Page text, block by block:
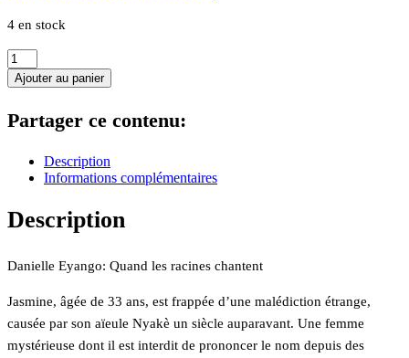
4 en stock
quantité
de
Quand
racines
Ajouter au panier
Partager ce contenu:
Description
Informations complémentaires
Description
Danielle Eyango: Quand les racines chantent
Jasmine, âgée de 33 ans, est frappée d’une malédiction étrange,
causée par son aïeule Nyakè un siècle auparavant. Une femme
mystérieuse dont il est interdit de prononcer le nom depuis des